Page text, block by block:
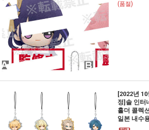
(품절)
[2022년
정]솔 인터
홀더 콜렉
일본 내수